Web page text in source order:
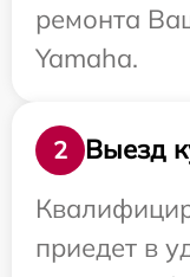
ремонта
Yamaha.
2
Выезд
приедет в